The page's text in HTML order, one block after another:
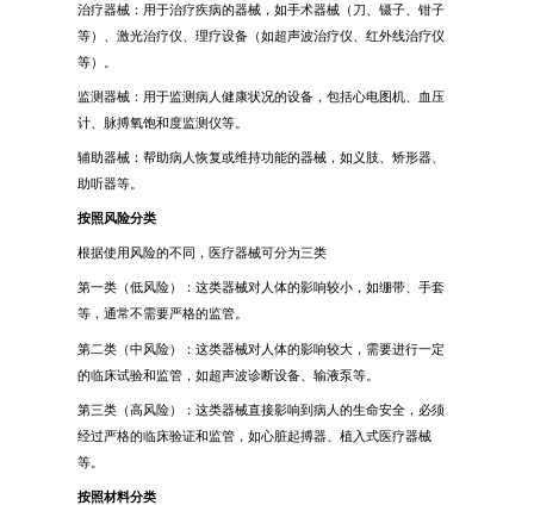
治疗器械：用于治疗疾病的器械，如手术器械（刀、镊子、钳子
等）、激光治疗仪、理疗设备（如超声波治疗仪、红外线治疗仪
等）。
监测器械：用于监测病人健康状况的设备，包括心电图机、血压
计、脉搏氧饱和度监测仪等。
辅助器械：帮助病人恢复或维持功能的器械，如义肢、矫形器、
助听器等。
按照风险分类
根据使用风险的不同，医疗器械可分为三类
第一类（低风险）：这类器械对人体的影响较小，如绷带、手套
等，通常不需要严格的监管。
第二类（中风险）：这类器械对人体的影响较大，需要进行一定
的临床试验和监管，如超声波诊断设备、输液泵等。
第三类（高风险）：这类器械直接影响到病人的生命安全，必须
经过严格的临床验证和监管，如心脏起搏器、植入式医疗器械
等。
按照材料分类